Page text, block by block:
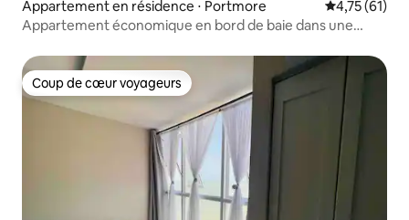
Appartement en résidence ⋅ Portmore Évaluation
4,75 (61)
Appartement économique en bord de baie dans une
Coup de cœur voyageurs
Coup de cœur voyageurs